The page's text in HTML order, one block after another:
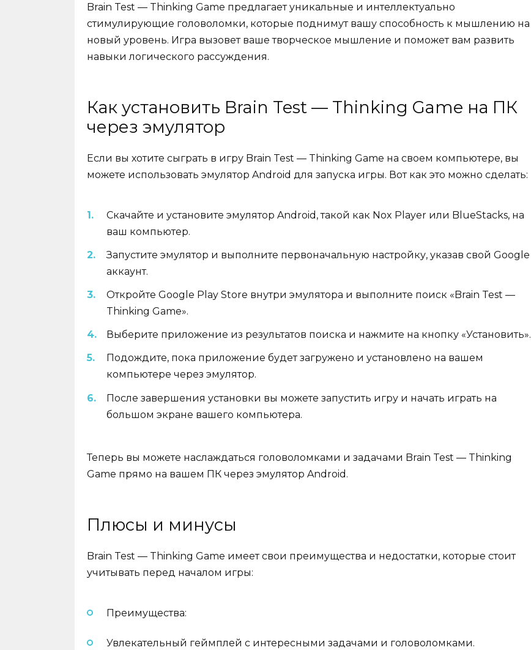
Brain Test — Thinking Game предлагает уникальные и интеллектуально
стимулирующие головоломки, которые поднимут вашу способность к мышлению на
новый уровень. Игра вызовет ваше творческое мышление и поможет вам развить
навыки логического рассуждения.
Как установить Brain Test — Thinking Game на ПК
через эмулятор
Если вы хотите сыграть в игру Brain Test — Thinking Game на своем компьютере, вы
можете использовать эмулятор Android для запуска игры. Вот как это можно сделать:
Скачайте и установите эмулятор Android, такой как Nox Player или BlueStacks, на
ваш компьютер.
Запустите эмулятор и выполните первоначальную настройку, указав свой Google
аккаунт.
Откройте Google Play Store внутри эмулятора и выполните поиск «Brain Test —
Thinking Game».
Выберите приложение из результатов поиска и нажмите на кнопку «Установить».
Подождите, пока приложение будет загружено и установлено на вашем
компьютере через эмулятор.
После завершения установки вы можете запустить игру и начать играть на
большом экране вашего компьютера.
Теперь вы можете наслаждаться головоломками и задачами Brain Test — Thinking
Game прямо на вашем ПК через эмулятор Android.
Плюсы и минусы
Brain Test — Thinking Game имеет свои преимущества и недостатки, которые стоит
учитывать перед началом игры:
Преимущества:
Увлекательный геймплей с интересными задачами и головоломками.